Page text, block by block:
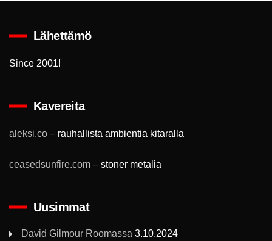
Lähettämö
Since 2001!
Kavereita
aleksi.co – rauhallista ambientia kitaralla
ceasedsunfire.com – stoner metalia
Uusimmat
David Gilmour Roomassa 3.10.2024